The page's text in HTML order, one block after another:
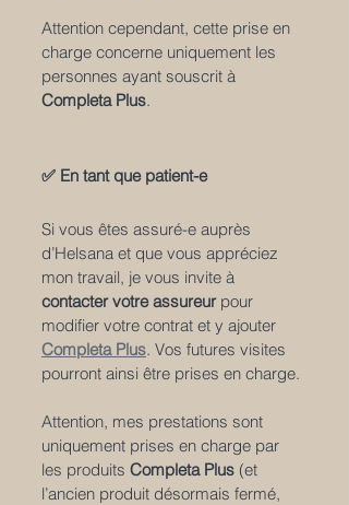
Attention cependant, cette prise en
charge concerne uniquement les
personnes ayant souscrit à
Completa Plus.
✅ En tant que patient-e
Si vous êtes assuré-e auprès
d’Helsana et que vous appréciez
mon travail, je vous invite à
contacter votre assureur pour
modifier votre contrat et y ajouter
Completa Plus. Vos futures visites
pourront ainsi être prises en charge.
Attention, mes prestations sont
uniquement prises en charge par
les produits Completa Plus (et
l’ancien produit désormais fermé,